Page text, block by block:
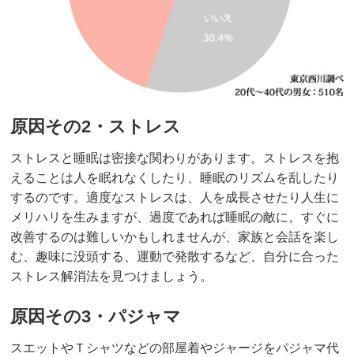
原因その2・ストレス
ストレスと睡眠は密接な関わりがあります。ストレスを抱
えることは人を眠れなくしたり、睡眠のリズムを乱したり
するのです。適度なストレスは、人を成長させたり人生に
メリハリを生みますが、過度であれば睡眠の敵に。すぐに
改善するのは難しいかもしれませんが、家族と会話を楽し
む、趣味に没頭する、運動で発散するなど、自分に合った
ストレス解消法を見つけましょう。
原因その3・パジャマ
スエットやＴシャツなどの部屋着やジャージをパジャマ代